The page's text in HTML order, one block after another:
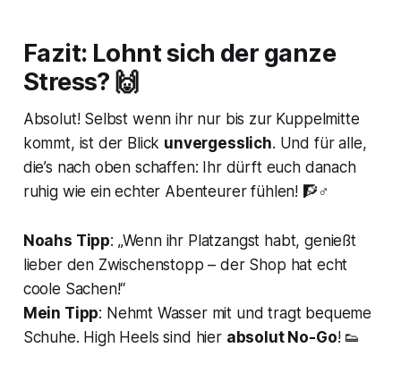
Fazit: Lohnt sich der ganze
Stress? 🙌
Absolut! Selbst wenn ihr nur bis zur Kuppelmitte
kommt, ist der Blick unvergesslich. Und für alle,
die’s nach oben schaffen: Ihr dürft euch danach
ruhig wie ein echter Abenteurer fühlen! 🧗♂️
Noahs Tipp: „Wenn ihr Platzangst habt, genießt
lieber den Zwischenstopp – der Shop hat echt
coole Sachen!“
Mein Tipp: Nehmt Wasser mit und tragt bequeme
Schuhe. High Heels sind hier absolut No-Go! 👟